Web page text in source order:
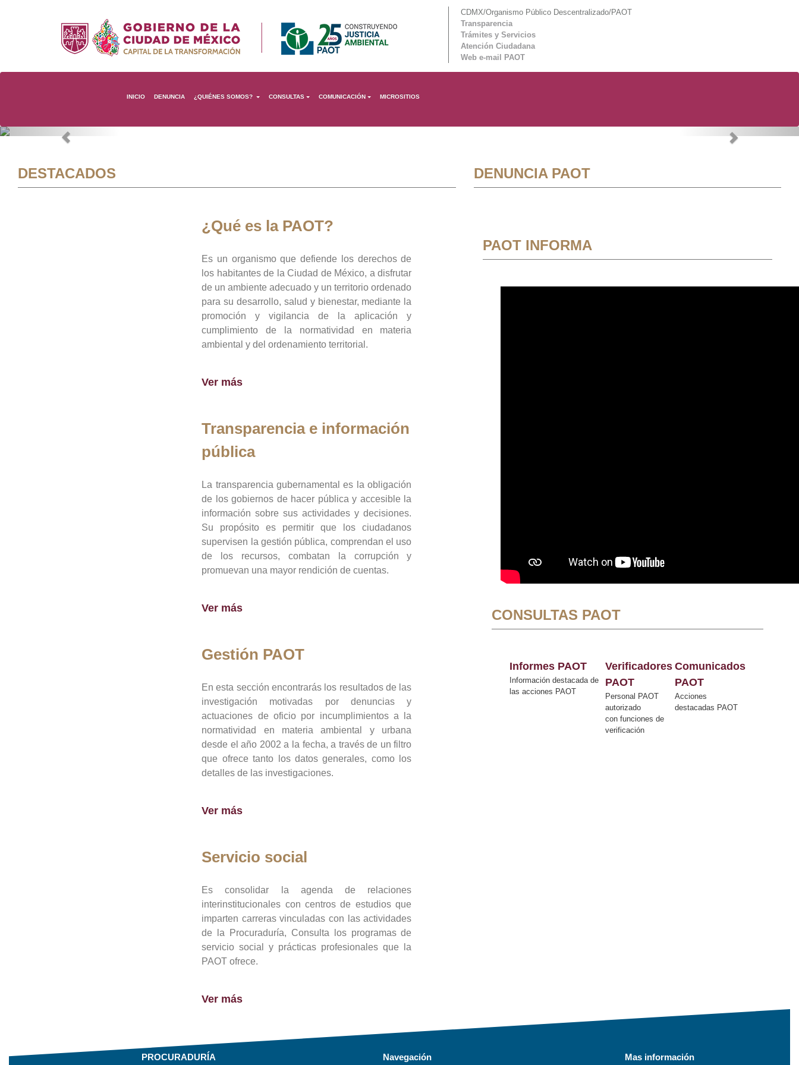
CDMX/Organismo Público Descentralizado/PAOT
Transparencia
Trámites y Servicios
Atención Ciudadana
Web e-mail PAOT
INICIO DENUNCIA ¿QUIÉNES SOMOS? CONSULTAS COMUNICACIÓN MICROSITIOS
Previous Next
DESTACADOS
¿Qué es la PAOT?
Es un organismo que defiende los derechos de
los habitantes de la Ciudad de México, a disfrutar
de un ambiente adecuado y un territorio ordenado
para su desarrollo, salud y bienestar, mediante la
promoción y vigilancia de la aplicación y
cumplimiento de la normatividad en materia
ambiental y del ordenamiento territorial.
Ver más
Transparencia e información
pública
La transparencia gubernamental es la obligación
de los gobiernos de hacer pública y accesible la
información sobre sus actividades y decisiones.
Su propósito es permitir que los ciudadanos
supervisen la gestión pública, comprendan el uso
de los recursos, combatan la corrupción y
promuevan una mayor rendición de cuentas.
Ver más
Gestión PAOT
En esta sección encontrarás los resultados de las
investigación motivadas por denuncias y
actuaciones de oficio por incumplimientos a la
normatividad en materia ambiental y urbana
desde el año 2002 a la fecha, a través de un filtro
que ofrece tanto los datos generales, como los
detalles de las investigaciones.
Ver más
Servicio social
Es consolidar la agenda de relaciones
interinstitucionales con centros de estudios que
imparten carreras vinculadas con las actividades
de la Procuraduría, Consulta los programas de
servicio social y prácticas profesionales que la
PAOT ofrece.
Ver más
DENUNCIA PAOT
PAOT INFORMA
CONSULTAS PAOT
Informes PAOT
Información destacada de
las acciones PAOT
Verificadores
PAOT
Personal PAOT
autorizado
con funciones de
verificación
Comunicados
PAOT
Acciones
destacadas PAOT
PROCURADURÍA Navegación Mas información